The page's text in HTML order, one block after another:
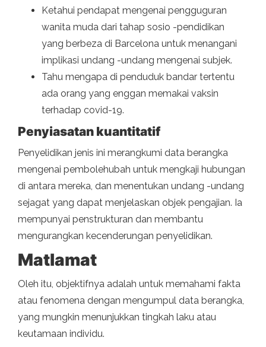
Ketahui pendapat mengenai pengguguran
wanita muda dari tahap sosio -pendidikan
yang berbeza di Barcelona untuk menangani
implikasi undang -undang mengenai subjek.
Tahu mengapa di penduduk bandar tertentu
ada orang yang enggan memakai vaksin
terhadap covid-19.
Penyiasatan kuantitatif
Penyelidikan jenis ini merangkumi data berangka
mengenai pembolehubah untuk mengkaji hubungan
di antara mereka, dan menentukan undang -undang
sejagat yang dapat menjelaskan objek pengajian. Ia
mempunyai penstrukturan dan membantu
mengurangkan kecenderungan penyelidikan.
Matlamat
Oleh itu, objektifnya adalah untuk memahami fakta
atau fenomena dengan mengumpul data berangka,
yang mungkin menunjukkan tingkah laku atau
keutamaan individu.